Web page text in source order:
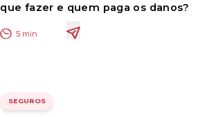
que fazer e quem paga os danos?
5 min
SEGUROS